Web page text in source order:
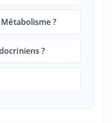
?
?